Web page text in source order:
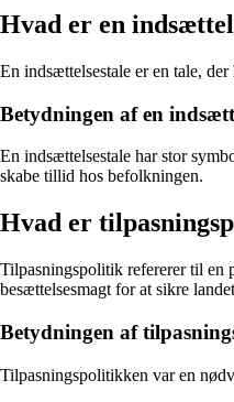
Hvad er en
En indsættelsestale er en tale,
Betydningen af en
En indsættelsestale har stor
skabe tillid hos befolkningen.
Hvad er
Tilpasningspolitik refererer til en
besættelsesmagt for at sikre
Betydningen af
Tilpasningspolitikken var en